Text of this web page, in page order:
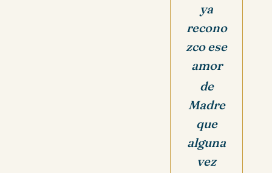
ya
recono
zco ese
amor
de
Madre
que
alguna
vez